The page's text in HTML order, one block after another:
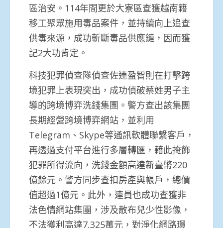
區治安。114年間更於大寮區查獲越南籍
移工聚眾施用毒品案件，並持續向上追查
供毒來源，成功斬斷毒品供應鏈，因而獲
記2大功肯定。
科技犯罪偵查隊偵查佐連盈智則在打擊跨
境犯罪上表現突出，成功偵破蔡姓男子主
導的跨境博弈洗錢集團。警方查出該集團
長期經營跨境博弈網站，並利用
Telegram、Skype等通訊軟體聯繫客戶，
再透過支付平台進行多層轉匯，藉此掩飾
犯罪所得流向，洗錢金額高達新臺幣220
億餘元。警方同步查扣房產與帳戶，總價
值超過1億元。此外，連員也成功查獲非
法色情網站集團，涉及散布兒少性影像，
不法獲利高達7,325萬元，對淨化網路環